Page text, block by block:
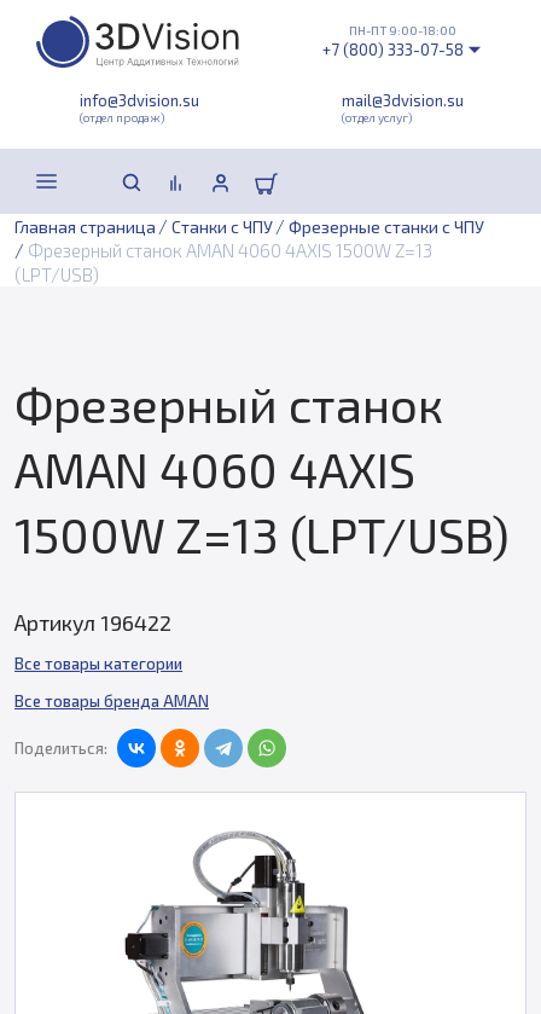
info@3dvision.su
(отдел продаж)
mail@3dvision.su
(отдел услуг)
ПН-ПТ 9:00-18:00
+7 (800) 333-07-58
Главная страница / Станки с ЧПУ/ Фрезерные станки с ЧПУ
/ Фрезерный станок AMAN 4060 4AXIS 1500W Z=13
(LPT/USB)
Фрезерный станок
AMAN 4060 4AXIS
1500W Z=13 (LPT/USB)
Артикул 196422
Все товары категории
Все товары бренда AMAN
Поделиться: